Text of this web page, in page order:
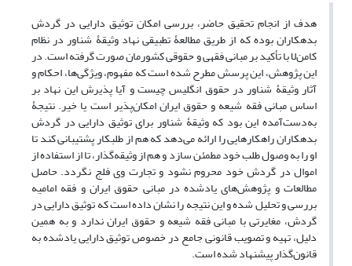
هدف از انجام تحقیق حاضر، بررسی امکان توثیق دارایی در گردش
بدهکاران بوده که از طریق مطالعۀ تطبیقی نهاد وثیقۀ شناور در نظام
کامن‌لا با تأکید بر مبانی فقهی و حقوقی کشورمان صورت گرفته است. در
این پژوهش، این پرسش مطرح شده است که مفهوم، ویژگی‌ها، احکام و
آثار وثیقۀ شناور در حقوق انگلیس چیست و آیا پذیرش این نهاد بر
اساس مبانی فقه شیعه و حقوق ایران امکان‌پذیر است یا خیر. نتیجۀ
به‌دست‌آمده این بود که وثیقۀ شناور برای توثیق دارایی در گردش
بدهکاران راهکارهایی را ارائه می‌دهد که هم از طلبکار پشتیبانی ‌کند تا
او را به وصول طلب خود مطمئن سازد و هم از وثیقه‌گذار، تا از استفاده از
اموال در گردش خود محروم نشود و تجارت وی فلج نگردد. حاصل
مطالعات و پژوهش‌های یادشده در مبانی حقوق ایران و فقه امامیه
بررسی و تحلیل شده و این نتیجه را نشان داده است که توثیق دارایی در
گردش، مغایرتی با مبانی فقه شیعه و حقوق ایران ندارد و به همین
دلیل، تهیه و تصویب قانونی جامع در خصوص توثیق دارایی یادشده به
قانون‌گذار پیشنهاد شده است.